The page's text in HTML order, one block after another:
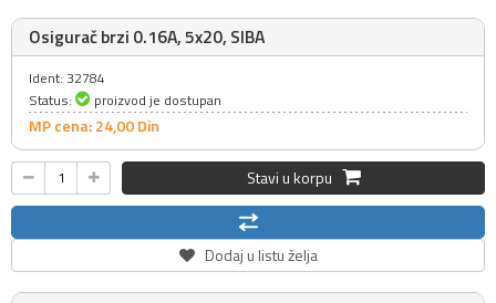
Osigurač brzi 0.16A, 5x20, SIBA
Ident: 32784
Status:
proizvod je dostupan
MP cena: 24,00Din
Stavi u korpu
Dodaj u listu želja